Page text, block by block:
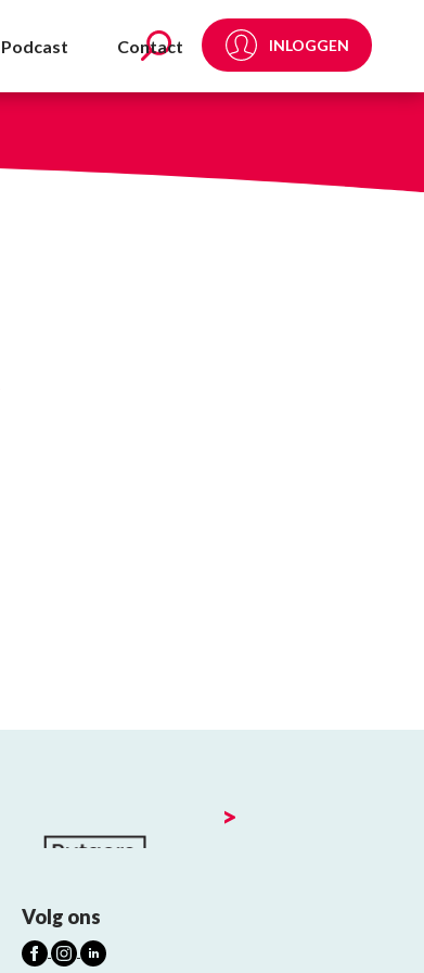
Podcast Contact INLOGGEN
>
Volg ons